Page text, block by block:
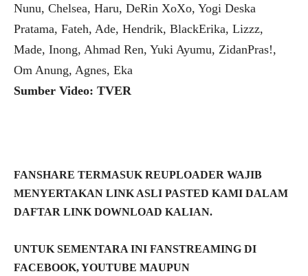
Nunu, Chelsea, Haru, DeRin XoXo, Yogi Deska
Pratama, Fateh, Ade, Hendrik, BlackErika, Lizzz,
Made, Inong, Ahmad Ren, Yuki Ayumu, ZidanPras!,
Om Anung, Agnes, Eka
Sumber Video: TVER
FANSHARE TERMASUK REUPLOADER WAJIB
MENYERTAKAN LINK ASLI PASTED KAMI DALAM
DAFTAR LINK DOWNLOAD KALIAN.
UNTUK SEMENTARA INI FANSTREAMING DI
FACEBOOK, YOUTUBE MAUPUN